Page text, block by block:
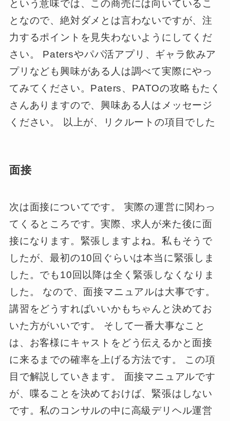
という意味では、この商売には向いているこ
となので、絶対ダメとは言わないですが、注
力するポイントを見失わないようにしてくだ
さい。 Patersやパパ活アプリ、ギャラ飲みア
プリなども興味がある人は調べて実際にやっ
てみてください。Paters、PATOの攻略もたく
さんありますので、興味ある人はメッセージ
ください。 以上が、リクルートの項目でした
面接
次は面接についてです。 実際の運営に関わっ
てくるところです。実際、求人が来た後に面
接になります。緊張しますよね。私もそうで
したが、最初の10回ぐらいは本当に緊張しま
した。でも10回以降は全く緊張しなくなりま
した。 なので、面接マニュアルは大事です。
講習をどうすればいいかもちゃんと決めてお
いた方がいいです。 そして一番大事なこと
は、お客様にキャストをどう伝えるかと面接
に来るまでの確率を上げる方法です。 この項
目で解説していきます。 面接マニュアルです
が、喋ることを決めておけば、緊張はしない
です。私のコンサルの中に高級デリヘル運営